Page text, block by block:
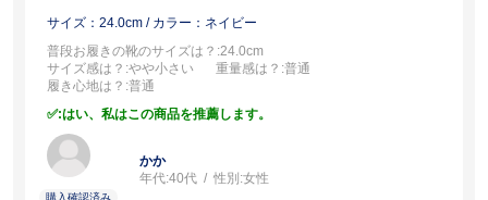
サイズ：24.0cm / カラー：ネイビー
普段お履きの靴のサイズは？ :24.0cm
サイズ感は？ :やや小さい 重量感は？ :普通
履き心地は？ :普通
:はい、私はこの商品を推薦します。
かか
年代:40代 性別:女性